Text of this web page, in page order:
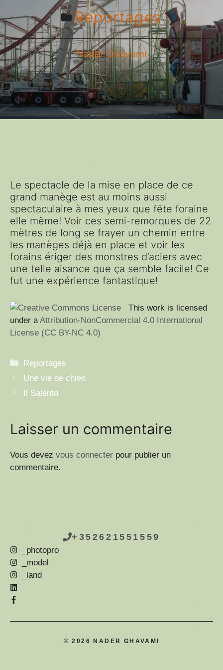
Reportages
Nader Ghavami
Le spectacle de la mise en place de ce
grand manège est au moins aussi
spectaculaire à mes yeux que fête foraine
elle même! Voir ces semi-remorques de 22
mètres de long se frayer un chemin entre
les manèges déjà en place et voir les
forains ériger des monstres d’aciers avec
une telle aisance que ça semble facile! Ce
fut une expérience fantastique!
This work is licensed
under aAttribution-NonCommercial 4.0 International
License (CC BY-NC 4.0)
Catégories
Reportages
Une vie de chien
Il Salento
Laisser un commentaire
Vous devez vous connecter pour publier un
commentaire.
+352621551559
_photopro
_model
_land
© 2026 NADER GHAVAMI